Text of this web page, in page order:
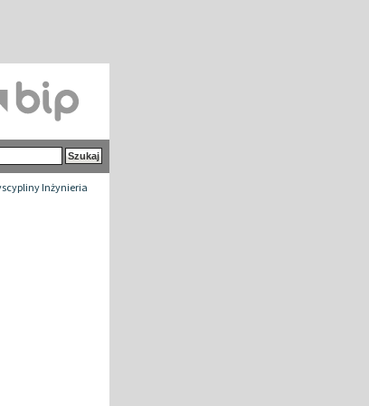
Inżynieria